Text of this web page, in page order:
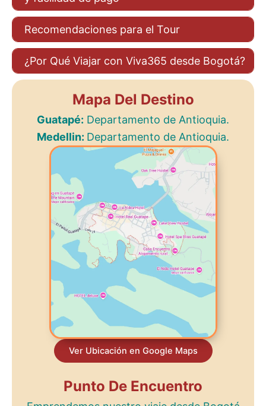
Recomendaciones para el Tour
¿Por Qué Viajar con Viva365 desde Bogotá?
Mapa Del Destino
Guatapé: Departamento de Antioquia.
Medellin: Departamento de Antioquia.
Ver Ubicación en Google Maps
Punto De Encuentro